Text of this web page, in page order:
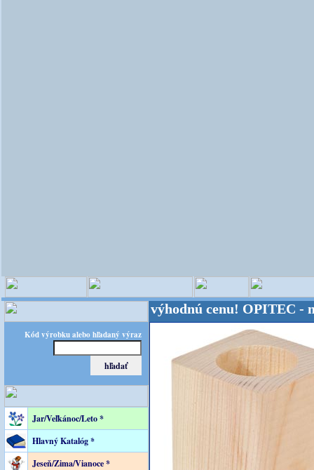
Kód výrobku alebo hľadaný výraz
Jar/Veľkánoc/Leto *
Hlavný Katalóg *
Jeseň/Zima/Vianoce *
- Kvalita za výhodnú cenu! OPITEC -